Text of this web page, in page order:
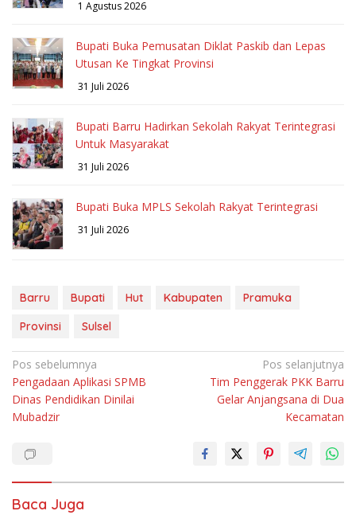
1 Agustus 2026
Bupati Buka Pemusatan Diklat Paskib dan Lepas
Utusan Ke Tingkat Provinsi
31 Juli 2026
Bupati Barru Hadirkan Sekolah Rakyat Terintegrasi
Untuk Masyarakat
31 Juli 2026
Bupati Buka MPLS Sekolah Rakyat Terintegrasi
31 Juli 2026
Barru Bupati Hut Kabupaten
Pramuka
Provinsi
Sulsel
Navigasi
pos
Pos sebelumnya
Pengadaan Aplikasi SPMB
Dinas Pendidikan Dinilai
Mubadzir
Pos selanjutnya
Tim Penggerak PKK Barru
Gelar Anjangsana di Dua
Kecamatan
Baca Juga